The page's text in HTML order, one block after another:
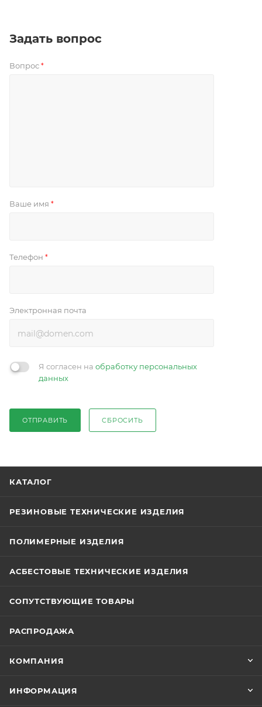
Задать вопрос
Вопрос *
Ваше имя *
Телефон *
Электронная почта
Я согласен на обработку персональных
данных
ОТПРАВИТЬ СБРОСИТЬ
КАТАЛОГ
РЕЗИНОВЫЕ ТЕХНИЧЕСКИЕ ИЗДЕЛИЯ
ПОЛИМЕРНЫЕ ИЗДЕЛИЯ
АСБЕСТОВЫЕ ТЕХНИЧЕСКИЕ ИЗДЕЛИЯ
СОПУТСТВУЮЩИЕ ТОВАРЫ
РАСПРОДАЖА
КОМПАНИЯ
ИНФОРМАЦИЯ